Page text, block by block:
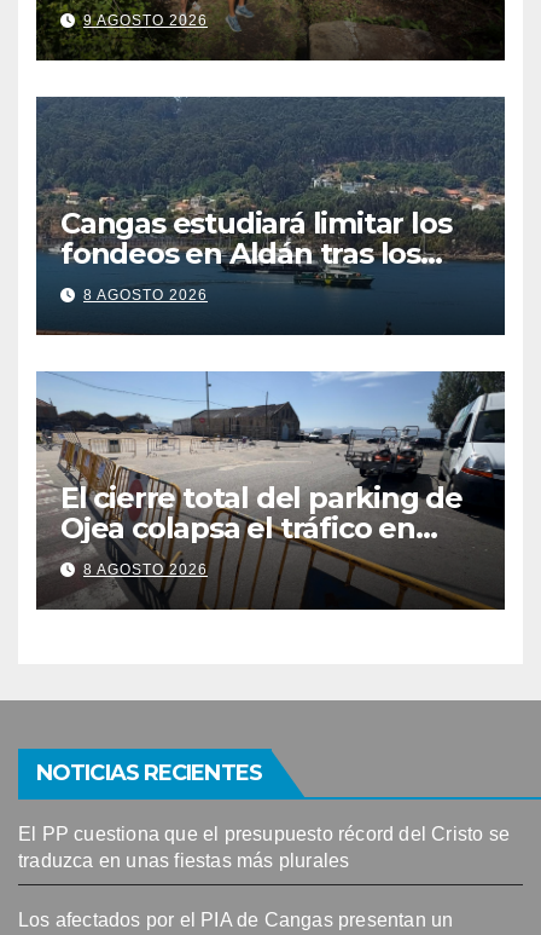
recurso: “Lo vamos a luchar”
9 AGOSTO 2026
Cangas estudiará limitar los
fondeos en Aldán tras los
últimos episodios de
contaminación en Arneles
8 AGOSTO 2026
El cierre total del parking de
Ojea colapsa el tráfico en
Cangas
8 AGOSTO 2026
NOTICIAS RECIENTES
El PP cuestiona que el presupuesto récord del Cristo se
traduzca en unas fiestas más plurales
Los afectados por el PIA de Cangas presentan un